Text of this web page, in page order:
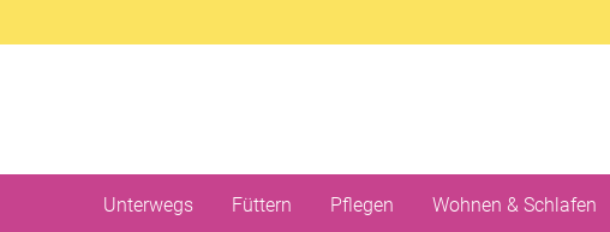
Unterwegs Füttern Pflegen Wohnen & Schlafen